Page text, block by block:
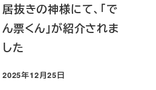
居抜きの神様にて、「で
ん票くん」が紹介されま
した
投稿日
2025年12月25日